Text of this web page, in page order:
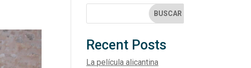
Recent Posts
La película alicantina